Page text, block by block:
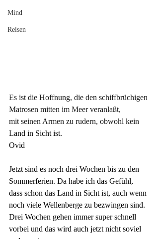
Mind
Reisen
Es ist die Hoffnung, die den schiffbrüchigen
Matrosen mitten im Meer veranlaßt,
mit seinen Armen zu rudern, obwohl kein
Land in Sicht ist.
Ovid
Jetzt sind es noch drei Wochen bis zu den
Sommerferien. Da habe ich das Gefühl,
dass schon das Land in Sicht ist, auch wenn
noch viele Wellenberge zu bezwingen sind.
Drei Wochen gehen immer super schnell
vorbei und das wird auch jetzt nicht soviel